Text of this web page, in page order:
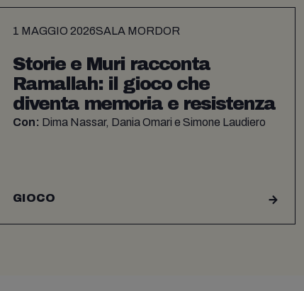
1 MAGGIO 2026SALA MORDOR
Storie e Muri racconta
Ramallah: il gioco che
diventa memoria e resistenza
Con: Dima Nassar, Dania Omari e Simone Laudiero
GIOCO